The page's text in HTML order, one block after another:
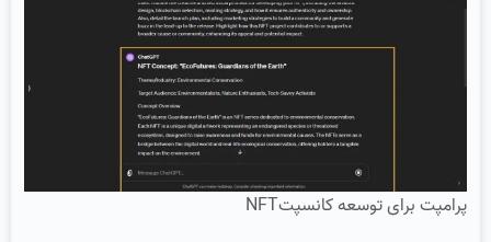
پرامپت برای توسعه کانسپتNFT